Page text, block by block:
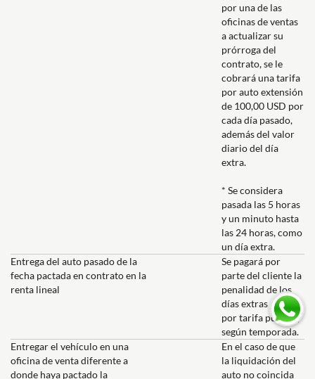
por una de las
oficinas de ventas
a actualizar su
prórroga del
contrato, se le
cobrará una tarifa
por auto extensión
de 100,00 USD por
cada día pasado,
además del valor
diario del día
extra.
* Se considera
pasada las 5 horas
y un minuto hasta
las 24 horas, como
un día extra.
Entrega del auto pasado de la
fecha pactada en contrato en la
renta lineal
Se pagará por
parte del cliente la
penalidad de los
días extras pasado
por tarifa pública,
según temporada.
Entregar el vehículo en una
oficina de venta diferente a
donde haya pactado la
En el caso de que
la liquidación del
auto no coincida